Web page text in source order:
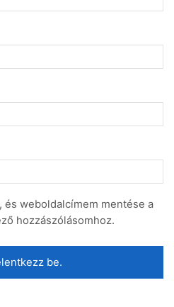
és weboldalcímem mentése a
hozzászólásomhoz.
be.